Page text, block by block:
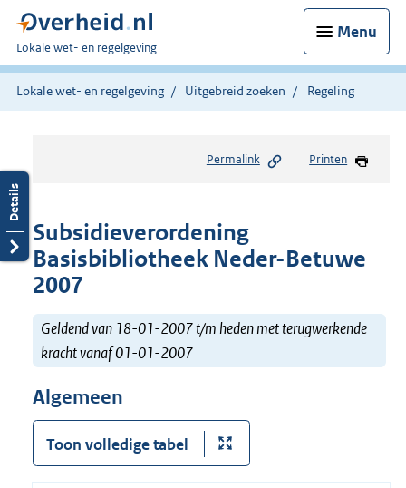
Menu
U
bent
hier:
Lokale wet- en regelgeving
Lokale wet- en regelgeving Uitgebreid zoeken Regeling
Permalink Printen
Subsidieverordening
Basisbibliotheek Neder-Betuwe
2007
Geldend van 18-01-2007 t/m heden met terugwerkende
kracht vanaf 01-01-2007
Algemeen
Toon volledige tabel